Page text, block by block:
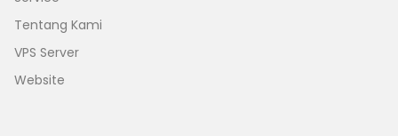
Tentang Kami
VPS Server
Website